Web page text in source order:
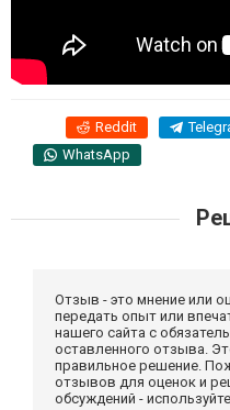
Reddit
WhatsApp
Отзыв - это мнение или
передать опыт или
нашего сайта с
оставленного отзыва.
правильное решение.
отзывов для оценок и
обсуждений -